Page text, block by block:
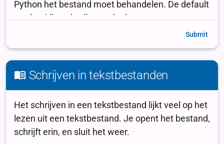
Submit
Schrijven in tekstbestanden